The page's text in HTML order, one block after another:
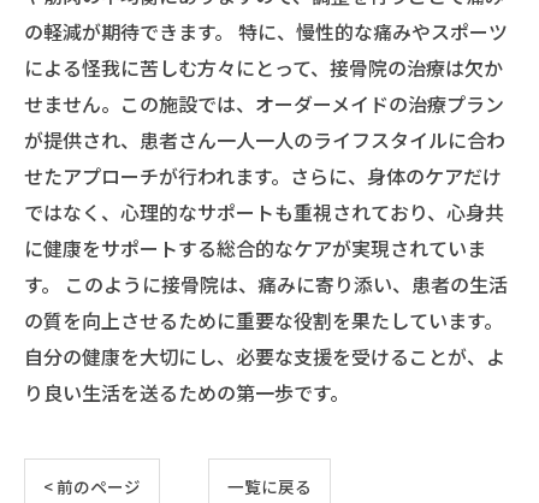
の軽減が期待できます。 特に、慢性的な痛みやスポーツ
による怪我に苦しむ方々にとって、接骨院の治療は欠か
せません。この施設では、オーダーメイドの治療プラン
が提供され、患者さん一人一人のライフスタイルに合わ
せたアプローチが行われます。さらに、身体のケアだけ
ではなく、心理的なサポートも重視されており、心身共
に健康をサポートする総合的なケアが実現されていま
す。 このように接骨院は、痛みに寄り添い、患者の生活
の質を向上させるために重要な役割を果たしています。
自分の健康を大切にし、必要な支援を受けることが、よ
り良い生活を送るための第一歩です。
< 前のページ 一覧に戻る